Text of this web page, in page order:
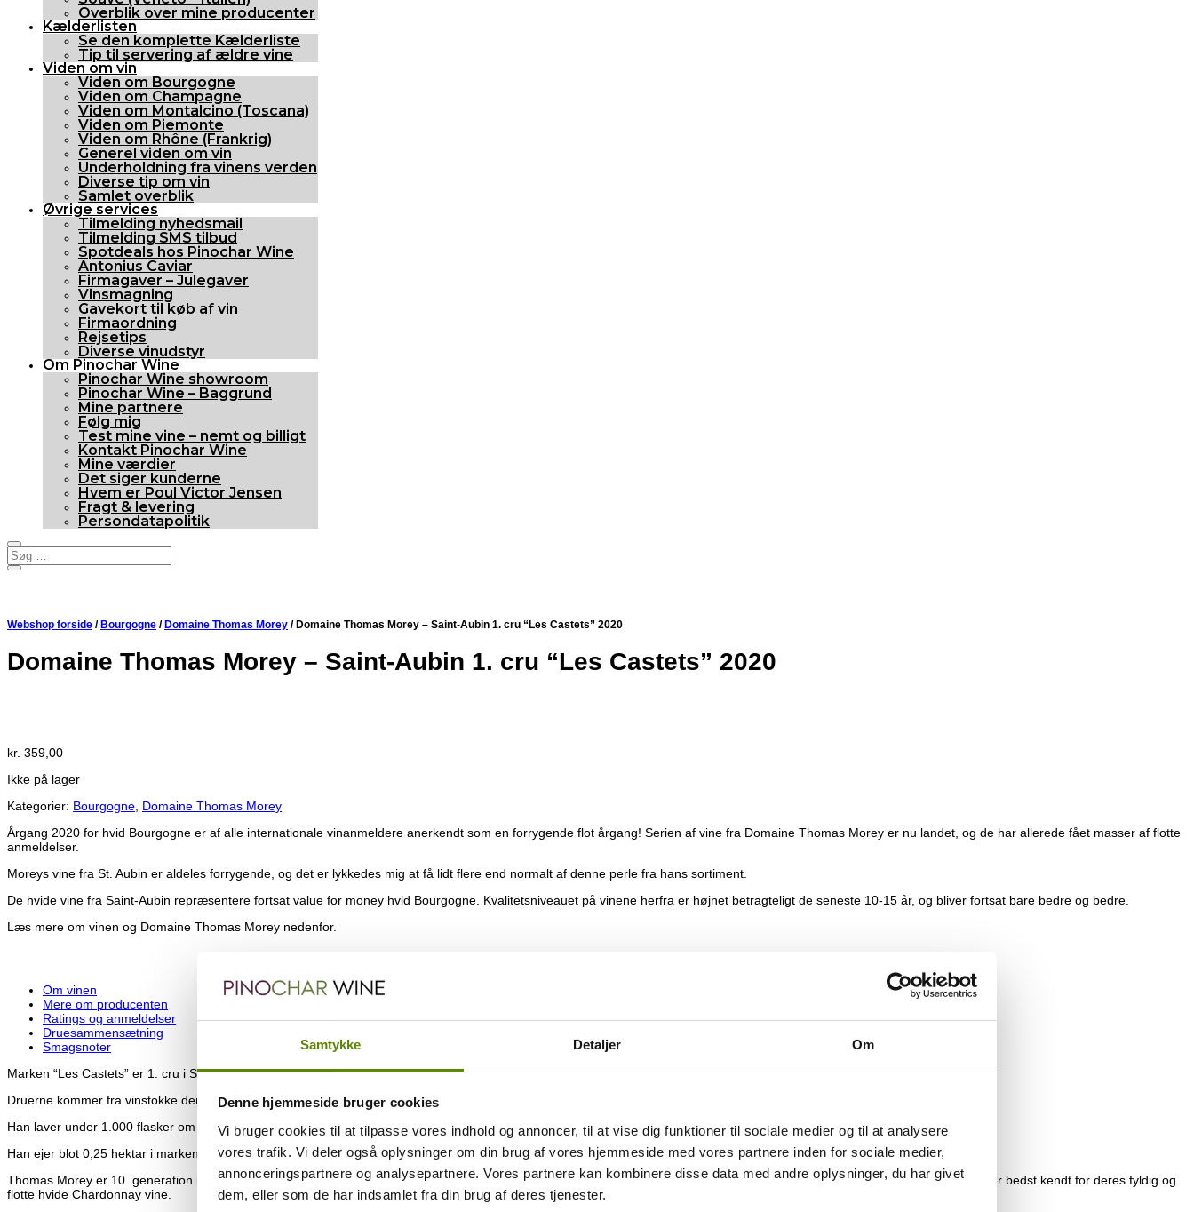
Samtykke Detaljer Om
Denne hjemmeside bruger cookies
Vi bruger cookies til at tilpasse vores indhold og annoncer, til at vise dig funktioner til sociale medier og til at analysere
vores trafik. Vi deler også oplysninger om din brug af vores hjemmeside med vores partnere inden for sociale medier,
annonceringspartnere og analysepartnere. Vores partnere kan kombinere disse data med andre oplysninger, du har givet
dem, eller som de har indsamlet fra din brug af deres tjenester.
Overblik over mine producenter
Kælderlisten
Se den komplette Kælderliste
Tip til servering af ældre vine
Viden om vin
Viden om Bourgogne
Viden om Champagne
Viden om Montalcino (Toscana)
Viden om Piemonte
Viden om Rhône (Frankrig)
Generel viden om vin
Underholdning fra vinens verden
Diverse tip om vin
Samlet overblik
Øvrige services
Tilmelding nyhedsmail
Tilmelding SMS tilbud
Spotdeals hos Pinochar Wine
Antonius Caviar
Firmagaver – Julegaver
Vinsmagning
Gavekort til køb af vin
Firmaordning
Rejsetips
Diverse vinudstyr
Om Pinochar Wine
Pinochar Wine showroom
Pinochar Wine – Baggrund
Mine partnere
Følg mig
Test mine vine – nemt og billigt
Kontakt Pinochar Wine
Mine værdier
Det siger kunderne
Hvem er Poul Victor Jensen
Fragt & levering
Persondatapolitik
Webshop forside / Bourgogne / Domaine Thomas Morey / Domaine Thomas Morey – Saint-Aubin 1. cru “Les Castets” 2020
Domaine Thomas Morey – Saint-Aubin 1. cru “Les Castets” 2020
kr. 359,00
Ikke på lager
Kategorier: Bourgogne Domaine Thomas Morey
Årgang 2020 for hvid Bourgogne er af alle internationale vinanmeldere anerkendt som en forrygende flot årgang! Serien af vine fra Domaine Thomas Morey er nu landet, og de har allerede fået masser af flotte
anmeldelser.
Moreys vine fra St. Aubin er aldeles forrygende, og det er lykkedes mig at få lidt flere end normalt af denne perle fra hans sortiment.
De hvide vine fra Saint-Aubin repræsentere fortsat value for money hvid Bourgogne. Kvalitetsniveauet på vinene herfra er højnet betragteligt de seneste 10-15 år, og bliver fortsat bare bedre og bedre.
Læs mere om vinen og Domaine Thomas Morey nedenfor.
Om vinen
Mere om producenten
Ratings og anmeldelser
Druesammensætning
Smagsnoter
Marken “Les Castets” er 1. cru i St. Aubin og fylder 5,48 hektar.
Druerne kommer fra vinstokke der er plantet tilbage i 1961, og bibringer dermed både koncentration og kompleksitet til vinen.
Han laver under 1.000 flasker om året af denne lille perle.
Han ejer blot 0,25 hektar i marken.
Thomas Morey er 10. generation i en familie, der har rødder helt tilbage til midten af den 17’ende århundrede. Dette Domaine er beliggende i Chassagne-Montrachet, der nok er bedst kendt for deres fyldig og
flotte hvide Chardonnay vine.